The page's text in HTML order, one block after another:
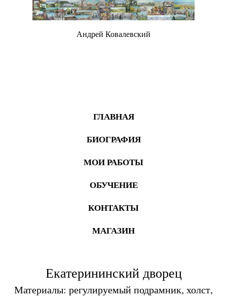
Андрей Ковалевский
ГЛАВНАЯ
БИОГРАФИЯ
МОИ РАБОТЫ
ОБУЧЕНИЕ
КОНТАКТЫ
МАГАЗИН
Екатерининский дворец
Материалы: регулируемый подрамник, холст,